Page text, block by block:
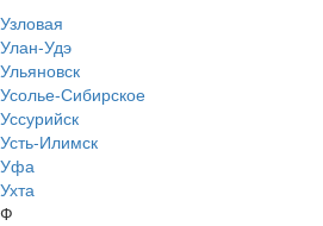
Узловая
Улан-Удэ
Ульяновск
Усолье-Сибирское
Уссурийск
Усть-Илимск
Уфа
Ухта
Ф